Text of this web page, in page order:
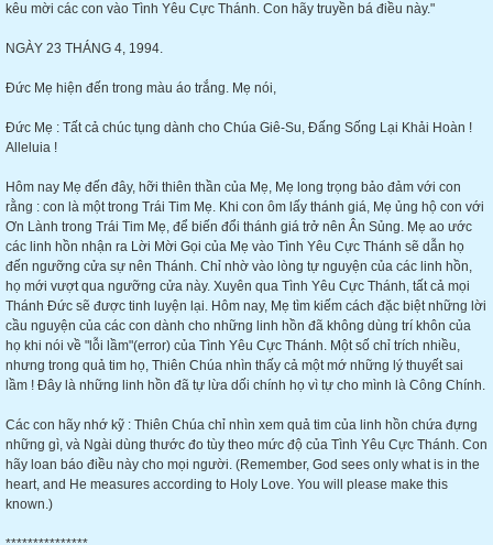
kêu mời các con vào Tình Yêu Cực Thánh. Con hãy truyền bá điều này."
NGÀY 23 THÁNG 4, 1994.
Đức Mẹ hiện đến trong màu áo trắng. Mẹ nói,
Đức Mẹ : Tất cả chúc tụng dành cho Chúa Giê-Su, Đấng Sống Lại Khải Hoàn !
Alleluia !
Hôm nay Mẹ đến đây, hỡi thiên thần của Mẹ, Mẹ long trọng bảo đảm với con
rằng : con là một trong Trái Tim Mẹ. Khi con ôm lấy thánh giá, Mẹ ủng hộ con với
Ơn Lành trong Trái Tim Mẹ, để biến đổi thánh giá trở nên Ân Sủng. Mẹ ao ước
các linh hồn nhận ra Lời Mời Gọi của Mẹ vào Tình Yêu Cực Thánh sẽ dẫn họ
đến ngưỡng cửa sự nên Thánh. Chỉ nhờ vào lòng tự nguyện của các linh hồn,
họ mới vượt qua ngưỡng cửa này. Xuyên qua Tình Yêu Cực Thánh, tất cả mọi
Thánh Đức sẽ được tinh luyện lại. Hôm nay, Mẹ tìm kiếm cách đặc biệt những lời
cầu nguyện của các con dành cho những linh hồn đã không dùng trí khôn của
họ khi nói về "lỗi lầm"(error) của Tình Yêu Cực Thánh. Một số chỉ trích nhiều,
nhưng trong quả tim họ, Thiên Chúa nhìn thấy cả một mớ những lý thuyết sai
lầm ! Đây là những linh hồn đã tự lừa dối chính họ vì tự cho mình là Công Chính.
Các con hãy nhớ kỹ : Thiên Chúa chỉ nhìn xem quả tim của linh hồn chứa đựng
những gì, và Ngài dùng thước đo tùy theo mức độ của Tình Yêu Cực Thánh. Con
hãy loan báo điều này cho mọi người. (Remember, God sees only what is in the
heart, and He measures according to Holy Love. You will please make this
known.)